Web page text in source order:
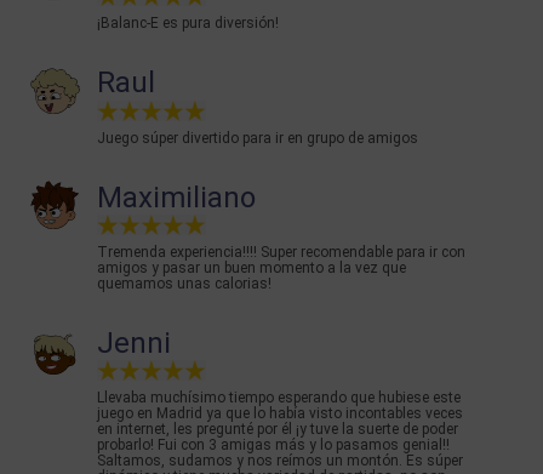
¡Balanc-E es pura diversión!
Raul
Juego súper divertido para ir en grupo de amigos
Maximiliano
Tremenda experiencia!!!! Super recomendable para ir con
amigos y pasar un buen momento a la vez que
quemamos unas calorias!
Jenni
Llevaba muchísimo tiempo esperando que hubiese este
juego en Madrid ya que lo había visto incontables veces
en internet, les pregunté por él ¡y tuve la suerte de poder
probarlo! Fui con 3 amigas más y lo pasamos genial!!
Saltamos, sudamos y nos reímos un montón. Es súper